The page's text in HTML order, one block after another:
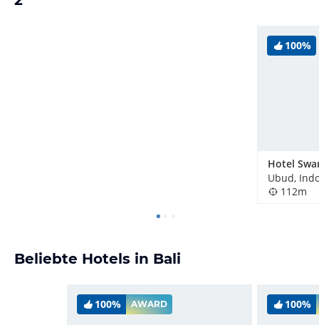
100%
Hotel
Ubud,
112m
Beliebte Hotels in Bali
100% AWARD 100%